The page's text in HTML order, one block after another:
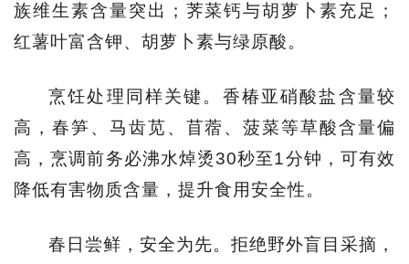
族维生素含量突出；荠菜钙与胡萝卜素充足；
红薯叶富含钾、胡萝卜素与绿原酸。
烹饪处理同样关键。香椿亚硝酸盐含量较
高，春笋、马齿苋、苜蓿、菠菜等草酸含量偏
高，烹调前务必沸水焯烫30秒至1分钟，可有效
降低有害物质含量，提升食用安全性。
春日尝鲜，安全为先。拒绝野外盲目采摘，